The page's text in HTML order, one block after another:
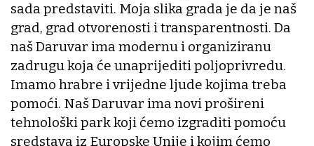
sada predstaviti. Moja slika grada je da je naš
grad, grad otvorenosti i transparentnosti. Da
naš Daruvar ima modernu i organiziranu
zadrugu koja će unaprijediti poljoprivredu.
Imamo hrabre i vrijedne ljude kojima treba
pomoći. Naš Daruvar ima novi prošireni
tehnološki park koji ćemo izgraditi pomoću
sredstava iz Europske Unije i kojim ćemo